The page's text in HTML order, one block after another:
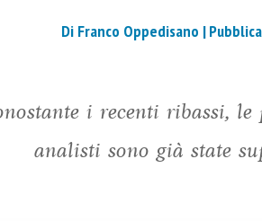
Di Franco Oppedisano |
i recenti ribassi,
analisti sono già state